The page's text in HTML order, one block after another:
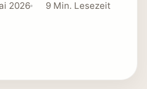
2026
9 Min. Lesezeit